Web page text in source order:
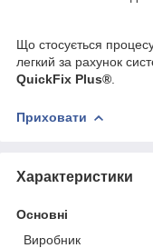
Що стосується
легкий за рахунок
QuickFix Plus®
Приховати
Характеристики
Основні
Виробник